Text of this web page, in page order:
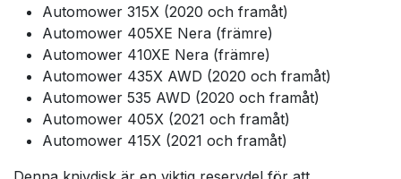
Automower 315X (2020 och framåt)
Automower 405XE Nera (främre)
Automower 410XE Nera (främre)
Automower 435X AWD (2020 och framåt)
Automower 535 AWD (2020 och framåt)
Automower 405X (2021 och framåt)
Automower 415X (2021 och framåt)